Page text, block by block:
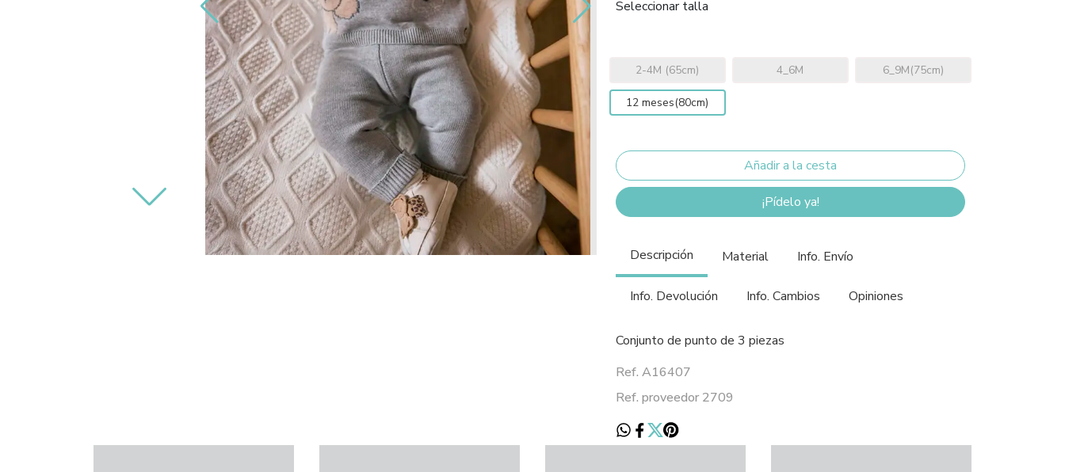
Seleccionar talla
2-4M (65cm) 4_6M 6_9M(75cm)
12 meses(80cm)
¡Pídelo ya!
Descripción Material Info. Envío
Info. Devolución Info. Cambios Opiniones
Conjunto de punto de 3 piezas
Ref. A16407
Ref. proveedor 2709